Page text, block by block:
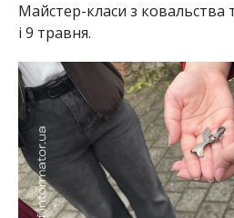
Майстер-класи з
і 9 травня.